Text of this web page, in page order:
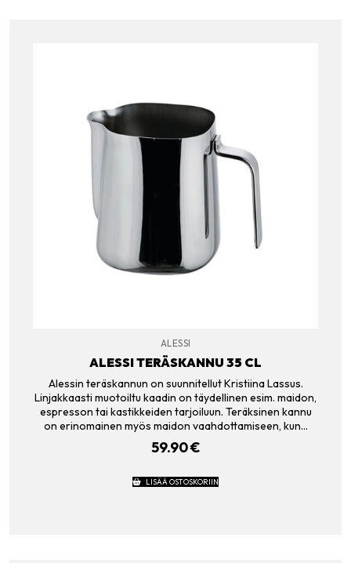
ALESSI
ALESSI TERÄSKANNU 35 CL
Alessin teräskannun on suunnitellut Kristiina Lassus.
Linjakkaasti muotoiltu kaadin on täydellinen esim. maidon,
espresson tai kastikkeiden tarjoiluun. Teräksinen kannu
on erinomainen myös maidon vaahdottamiseen, kun…
59.90€
LISÄÄ OSTOSKORIIN